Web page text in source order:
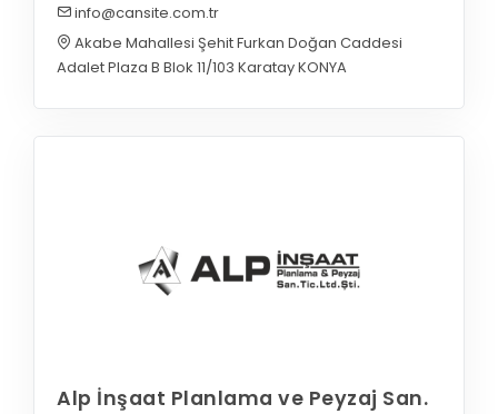
info@cansite.com.tr
Akabe Mahallesi Şehit Furkan Doğan Caddesi
Adalet Plaza B Blok 11/103 Karatay KONYA
Alp İnşaat Planlama ve Peyzaj San.